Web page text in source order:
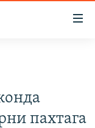
пахтага